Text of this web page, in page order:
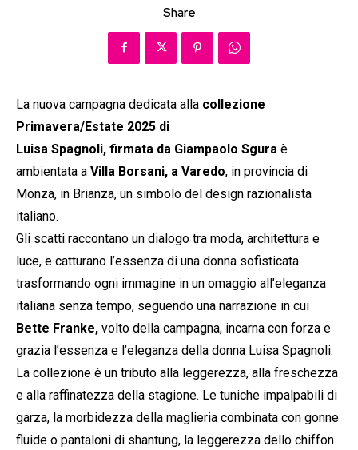
Share
La nuova campagna dedicata alla collezione
Primavera/Estate 2025 di
Luisa Spagnoli, firmata da Giampaolo Sgura è
ambientata a Villa Borsani, a Varedo, in provincia di
Monza, in Brianza, un simbolo del design razionalista
italiano.
Gli scatti raccontano un dialogo tra moda, architettura e
luce, e catturano l’essenza di una donna sofisticata
trasformando ogni immagine in un omaggio all’eleganza
italiana senza tempo, seguendo una narrazione in cui
Bette Franke, volto della campagna, incarna con forza e
grazia l’essenza e l’eleganza della donna Luisa Spagnoli.
La collezione è un tributo alla leggerezza, alla freschezza
e alla raffinatezza della stagione. Le tuniche impalpabili di
garza, la morbidezza della maglieria combinata con gonne
fluide o pantaloni di shantung, la leggerezza dello chiffon